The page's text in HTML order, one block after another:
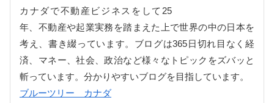
カナダで不動産ビジネスをして25
年、不動産や起業実務を踏まえた上で世界の中の日本を
考え、書き綴っています。ブログは365日切れ目なく経
済、マネー、社会、政治など様々なトピックをズバッと
斬っています。分かりやすいブログを目指しています。
ブルーツリー カナダ